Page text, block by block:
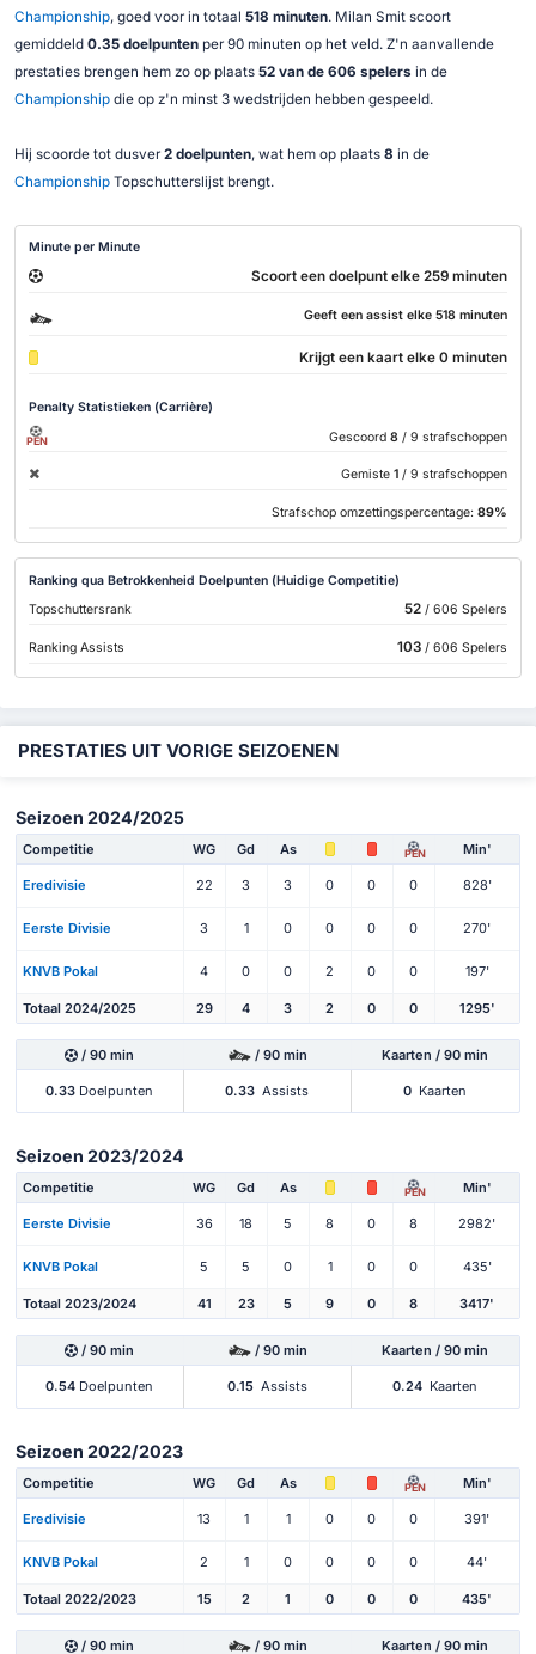
Championship, goed voor in totaal 518 minuten. Milan Smit scoort
gemiddeld 0.35 doelpuntenper 90 minuten op het veld. Z'n aanvallende
prestaties brengen hem zo op plaats 52 van de 606 spelers in de
Championshipdie op z'n minst 3 wedstrijden hebben gespeeld.
Hij scoorde tot dusver 2 doelpunten, wat hem op plaats 8 in de
ChampionshipTopschutterslijst brengt.
Minute per Minute
Scoort een doelpunt elke 259 minuten
Geeft een assist elke 518 minuten
Krijgt een kaart elke 0 minuten
Penalty Statistieken (Carrière)
PEN Gescoord 8 / 9 strafschoppen
Gemiste 1 / 9 strafschoppen
Strafschop omzettingspercentage: 89%
Ranking qua Betrokkenheid Doelpunten (Huidige Competitie)
Topschuttersrank
52/ 606 Spelers
Ranking Assists 103/ 606 Spelers
PRESTATIES UIT VORIGE SEIZOENEN
Seizoen 2024/2025
Competitie WG Gd As PEN Min'
Eredivisie 22 3 3 0 0 0 828'
Eerste Divisie 3 1 0 0 0 0 270'
KNVB Pokal 4 0 0 2 0 0 197'
Totaal 2024/2025 29 4 3 2 0 0 1295'
/ 90 min / 90 min Kaarten / 90 min
0.33 Doelpunten 0.33 Assists 0 Kaarten
Seizoen 2023/2024
Competitie WG Gd As PEN Min'
Eerste Divisie 36 18 5 8 0 8 2982'
KNVB Pokal 5 5 0 1 0 0 435'
Totaal 2023/2024 41 23 5 9 0 8 3417'
/ 90 min / 90 min Kaarten / 90 min
0.54 Doelpunten 0.15 Assists 0.24 Kaarten
Seizoen 2022/2023
Competitie WG Gd As PEN Min'
Eredivisie 13 1 1 0 0 0 391'
KNVB Pokal 2 1 0 0 0 0 44'
Totaal 2022/2023 15 2 1 0 0 0 435'
/ 90 min / 90 min Kaarten / 90 min